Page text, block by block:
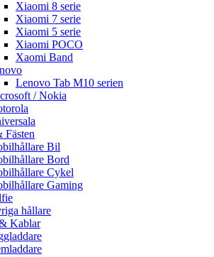
Xiaomi 8 serie
Xiaomi 7 serie
Xiaomi 5 serie
Xiaomi POCO
Xaomi Band
Lenovo Tab M10 serien
/ Nokia
Fästen
Bil
Bord
Cykel
Gaming
hållare
Kablar